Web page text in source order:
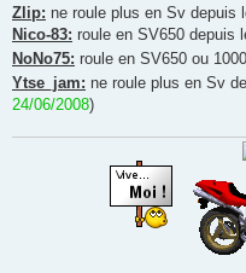
Zlip: ne roule plus en Sv depuis
Nico-83: roule en SV650 depuis
NoNo75: roule en SV650 ou
Ytse_jam: ne roule plus en Sv
24/06/2008)